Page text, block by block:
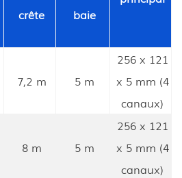
crête
baie
7,2 m 5 m
256 x 121
x 5 mm (4
canaux)
8 m 5 m
256 x 121
x 5 mm (4
canaux)